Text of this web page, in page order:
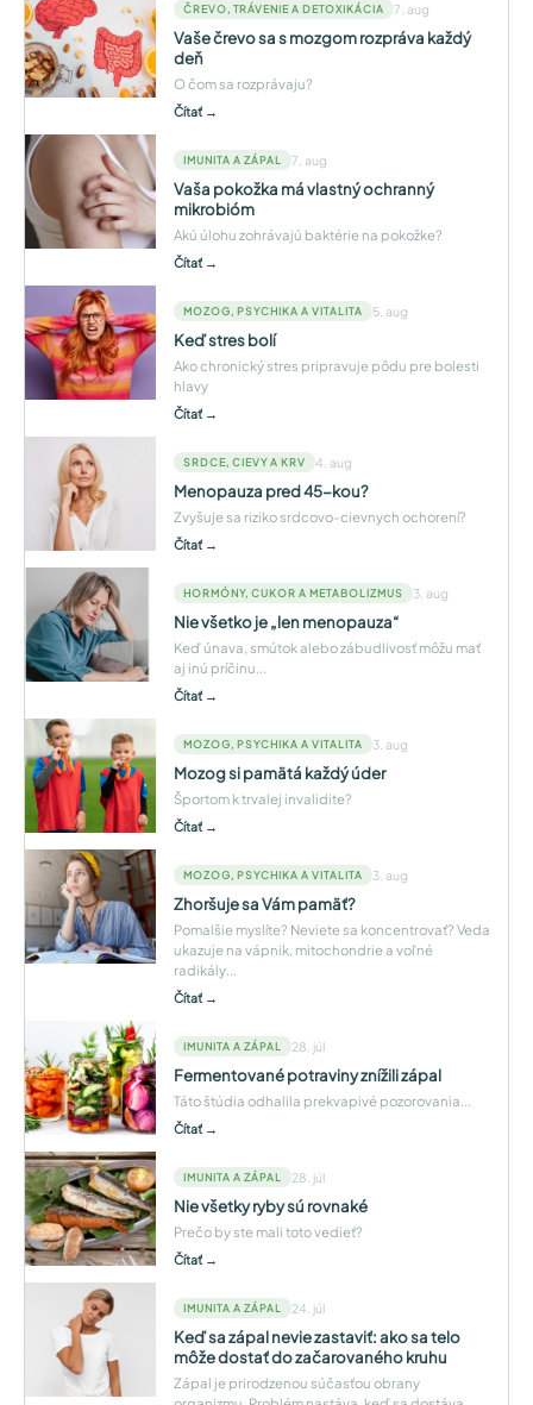
ČREVO, TRÁVENIE A DETOXIKÁCIA 7. aug
Vaše črevo sa s mozgom rozpráva každý
deň
O čom sa rozprávaju?
Čítať →
IMUNITA A ZÁPAL 7. aug
Vaša pokožka má vlastný ochranný
mikrobióm
Akú úlohu zohrávajú baktérie na pokožke?
Čítať →
MOZOG, PSYCHIKA A VITALITA 5. aug
Keď stres bolí
Ako chronický stres pripravuje pôdu pre bolesti
hlavy
Čítať →
SRDCE, CIEVY A KRV 4. aug
Menopauza pred 45-kou?
Zvyšuje sa riziko srdcovo-cievnych ochorení?
Čítať →
HORMÓNY, CUKOR A METABOLIZMUS 3. aug
Nie všetko je „len menopauza“
Keď únava, smútok alebo zábudlivosť môžu mať
aj inú príčinu...
Čítať →
MOZOG, PSYCHIKA A VITALITA 3. aug
Mozog si pamätá každý úder
Športom k trvalej invalidite?
Čítať →
MOZOG, PSYCHIKA A VITALITA 3. aug
Zhoršuje sa Vám pamäť?
Pomalšie myslíte? Neviete sa koncentrovať? Veda
ukazuje na vápnik, mitochondrie a voľné
radikály...
Čítať →
IMUNITA A ZÁPAL 28. júl
Fermentované potraviny znížili zápal
Táto štúdia odhalila prekvapivé pozorovania...
Čítať →
IMUNITA A ZÁPAL 28. júl
Nie všetky ryby sú rovnaké
Prečo by ste mali toto vedieť?
Čítať →
IMUNITA A ZÁPAL 24. júl
Keď sa zápal nevie zastaviť: ako sa telo
môže dostať do začarovaného kruhu
Zápal je prirodzenou súčasťou obrany